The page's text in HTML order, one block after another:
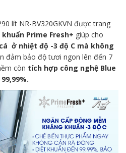
lít NR-BV320GKVN được trang
Prime Fresh+ giúp cho
ở nhiệt độ -3 độ C mà không
đảm bảo độ tươi ngon lên đến 7
còn tích hợp công nghệ Blue